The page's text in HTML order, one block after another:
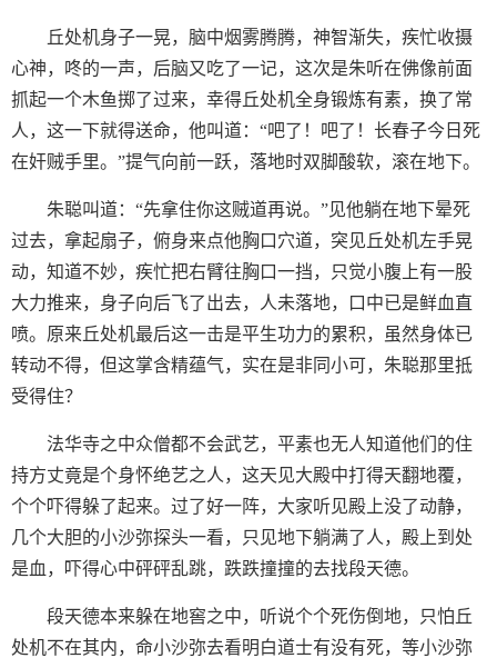
丘处机身子一晃，脑中烟雾腾腾，神智渐失，疾忙收摄
心神，咚的一声，后脑又吃了一记，这次是朱听在佛像前面
抓起一个木鱼掷了过来，幸得丘处机全身锻炼有素，换了常
人，这一下就得送命，他叫道：“吧了！吧了！长春子今日死
在奸贼手里。”提气向前一跃，落地时双脚酸软，滚在地下。
朱聪叫道：“先拿住你这贼道再说。”见他躺在地下晕死
过去，拿起扇子，俯身来点他胸口穴道，突见丘处机左手晃
动，知道不妙，疾忙把右臂往胸口一挡，只觉小腹上有一股
大力推来，身子向后飞了出去，人未落地，口中已是鲜血直
喷。原来丘处机最后这一击是平生功力的累积，虽然身体已
转动不得，但这掌含精蕴气，实在是非同小可，朱聪那里抵
受得住？
法华寺之中众僧都不会武艺，平素也无人知道他们的住
持方丈竟是个身怀绝艺之人，这天见大殿中打得天翻地覆，
个个吓得躲了起来。过了好一阵，大家听见殿上没了动静，
几个大胆的小沙弥探头一看，只见地下躺满了人，殿上到处
是血，吓得心中砰砰乱跳，跌跌撞撞的去找段天德。
段天德本来躲在地窖之中，听说个个死伤倒地，只怕丘
处机不在其内，命小沙弥去看明白道士有没有死，等小沙弥